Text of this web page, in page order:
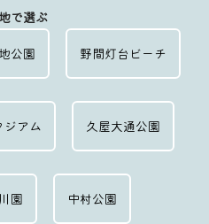
で選ぶ
公園 野間灯台ビーチ
ジアム 久屋大通公園
園 中村公園